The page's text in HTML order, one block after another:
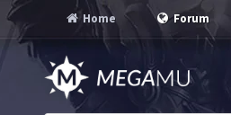
Home Forum